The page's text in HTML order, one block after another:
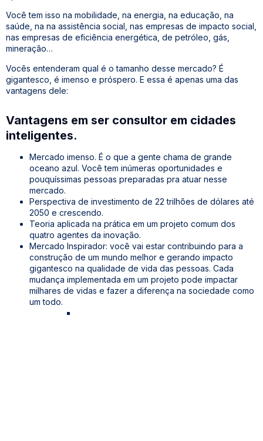
Você tem isso na mobilidade, na energia, na educação, na
saúde, na na assistência social, nas empresas de impacto social,
nas empresas de eficiência energética, de petróleo, gás,
mineração…
Vocês entenderam qual é o tamanho desse mercado? É
gigantesco, é imenso e próspero. E essa é apenas uma das
vantagens dele:
Vantagens em ser consultor em cidades
inteligentes.
Mercado imenso. É o que a gente chama de grande
oceano azul. Você tem inúmeras oportunidades e
pouquíssimas pessoas preparadas pra atuar nesse
mercado.
Perspectiva de investimento de 22 trilhões de dólares até
2050 e crescendo.
Teoria aplicada na prática em um projeto comum dos
quatro agentes da inovação.
Mercado Inspirador: você vai estar contribuindo para a
construção de um mundo melhor e gerando impacto
gigantesco na qualidade de vida das pessoas. Cada
mudança implementada em um projeto pode impactar
milhares de vidas e fazer a diferença na sociedade como
um todo.